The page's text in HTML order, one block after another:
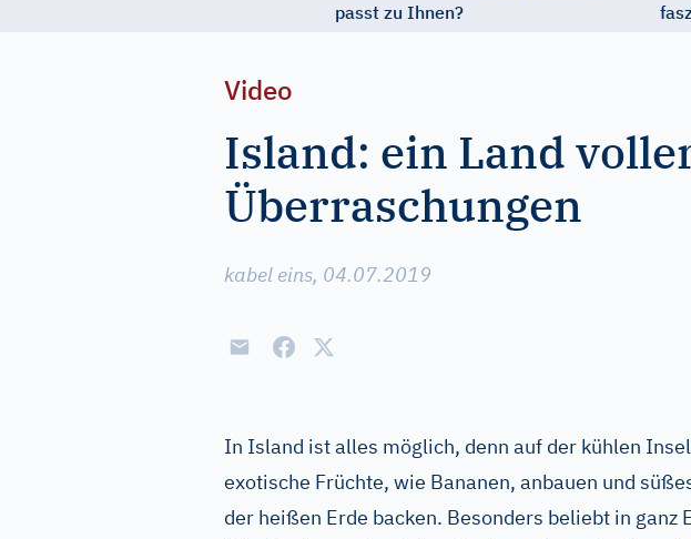
passt zu Ihnen?
Video
Island: ein Land
Überraschungen
kabel eins, 04.07.2019
In Island ist alles möglich, denn auf der kühlen
exotische Früchte, wie Bananen, anbauen und
der heißen Erde backen. Besonders beliebt in ganz